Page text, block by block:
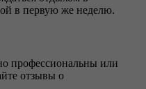
в первую же неделю.
профессиональны или
отзывы о